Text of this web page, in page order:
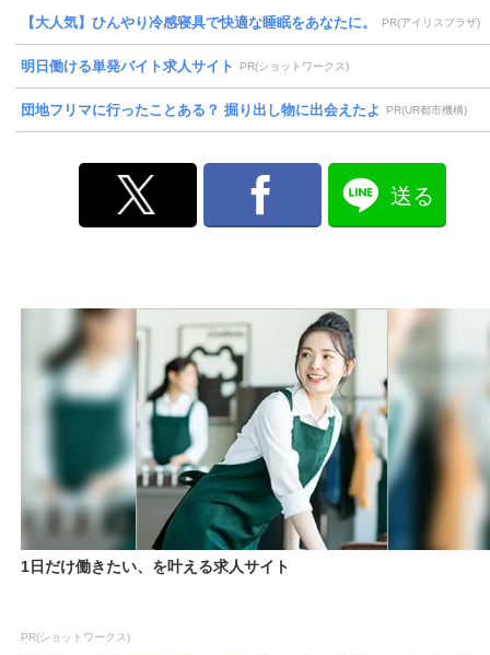
【大人気】ひんやり冷感寝具で快適な睡眠をあなたに。 PR(アイリスプラザ)
明日働ける単発バイト求人サイト PR(ショットワークス)
団地フリマに行ったことある？ 掘り出し物に出会えたよ PR(UR都市機構)
送る
1日だけ働きたい、を叶える求人サイト
PR(ショットワークス)